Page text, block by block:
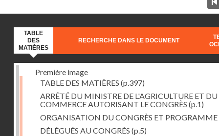
TABLE
DES
MATIÈRES
RECHERCHE DANS LE DOCUMENT
Première image
TABLE DES MATIÈRES (p.397)
ARRÊTÉ DU MINISTRE DE L'AGRICULTURE ET DU
COMMERCE AUTORISANT LE CONGRÈS (p.1)
ORGANISATION DU CONGRÈS ET PROGRAMME
DÉLÉGUÉS AU CONGRÈS (p.5)